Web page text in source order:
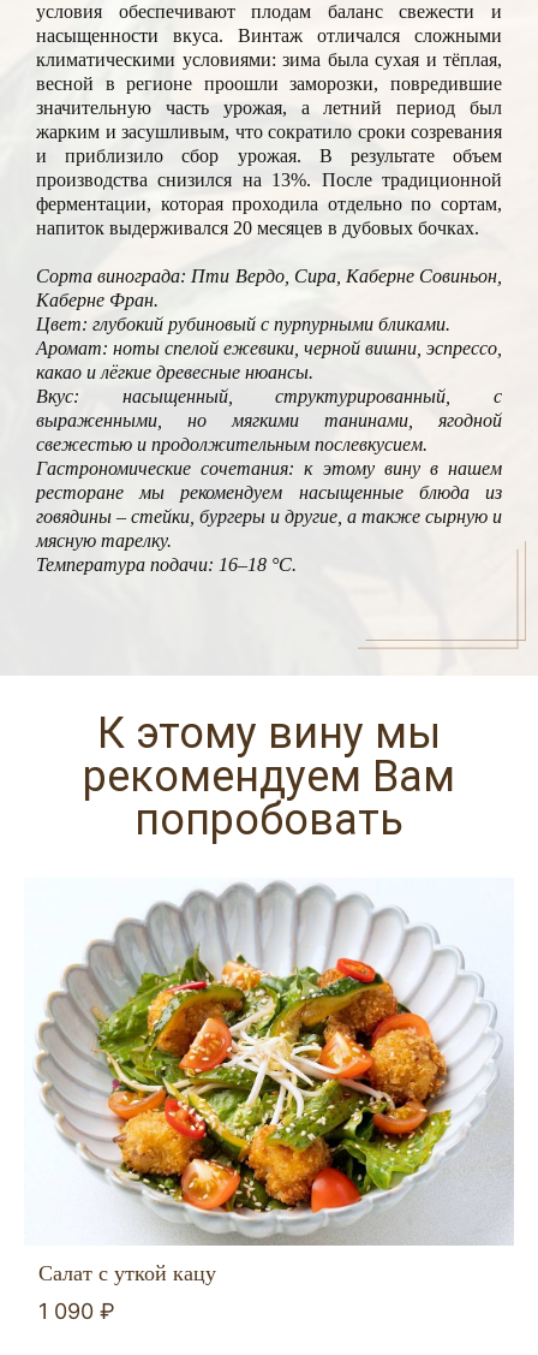
условия обеспечивают плодам баланс свежести и
насыщенности вкуса. Винтаж отличался сложными
климатическими условиями: зима была сухая и тёплая,
весной в регионе проошли заморозки, повредившие
значительную часть урожая, а летний период был
жарким и засушливым, что сократило сроки созревания
и приблизило сбор урожая. В результате объем
производства снизился на 13%. После традиционной
ферментации, которая проходила отдельно по сортам,
напиток выдерживался 20 месяцев в дубовых бочках.
Сорта винограда: Пти Вердо, Сира, Каберне Совиньон,
Каберне Фран.
Цвет: глубокий рубиновый с пурпурными бликами.
Аромат: ноты спелой ежевики, черной вишни, эспрессо,
какао и лёгкие древесные нюансы.
Вкус: насыщенный, структурированный, с
выраженными, но мягкими танинами, ягодной
свежестью и продолжительным послевкусием.
Гастрономические сочетания: к этому вину в нашем
ресторане мы рекомендуем насыщенные блюда из
говядины – стейки, бургеры и другие, а также сырную и
мясную тарелку.
Температура подачи: 16–18 °C.
К этому вину мы
рекомендуем Вам
попробовать
Салат с уткой кацу
1 090 ₽